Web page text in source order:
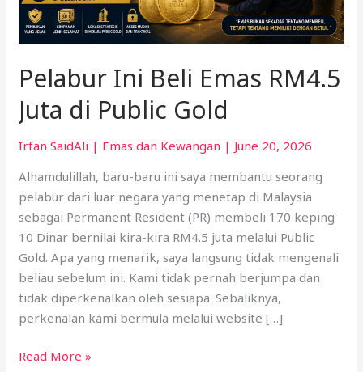
Pelabur Ini Beli Emas RM4.5
Juta di Public Gold
Irfan SaidAli | Emas dan Kewangan | June 20, 2026
Alhamdulillah, baru-baru ini saya membantu seorang
pelabur dari luar negara yang menetap di Malaysia
sebagai Permanent Resident (PR) membeli 170 keping
10 Dinar bernilai kira-kira RM4.5 juta melalui Public
Gold. Apa yang menarik, saya langsung tidak mengenali
beliau sebelum ini. Kami tidak pernah berjumpa dan
tidak diperkenalkan oleh sesiapa. Sebaliknya,
perkenalan kami bermula melalui website […]
Public
Gold
Read More »